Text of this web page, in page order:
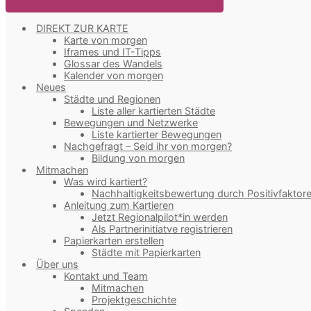
DIREKT ZUR KARTE
Karte von morgen
Iframes und IT-Tipps
Glossar des Wandels
Kalender von morgen
Neues
Städte und Regionen
Liste aller kartierten Städte
Bewegungen und Netzwerke
Liste kartierter Bewegungen
Nachgefragt – Seid ihr von morgen?
Bildung von morgen
Mitmachen
Was wird kartiert?
Nachhaltigkeitsbewertung durch
Anleitung zum Kartieren
Jetzt Regionalpilot*in werden
Als Partnerinitiatve registrieren
Papierkarten erstellen
Städte mit Papierkarten
Über uns
Kontakt und Team
Mitmachen
Projektgeschichte